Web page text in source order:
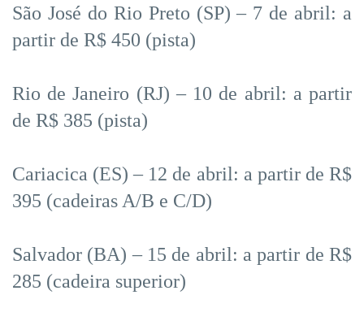
São José do Rio Preto (SP) – 7 de abril: a
partir de R$ 450 (pista)
Rio de Janeiro (RJ) – 10 de abril: a partir
de R$ 385 (pista)
Cariacica (ES) – 12 de abril: a partir de R$
395 (cadeiras A/B e C/D)
Salvador (BA) – 15 de abril: a partir de R$
285 (cadeira superior)